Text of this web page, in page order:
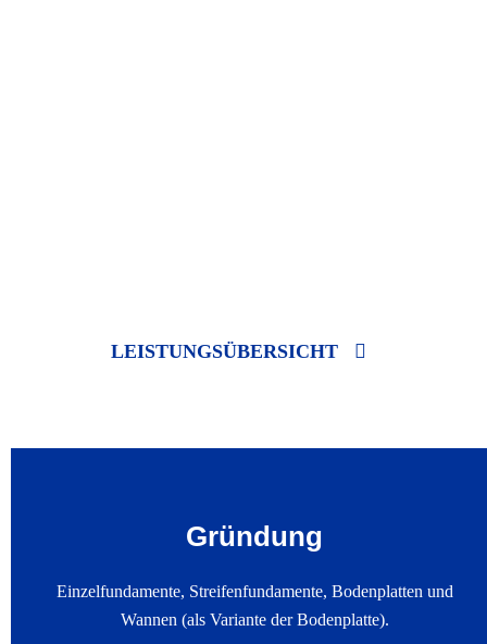
LEISTUNGSÜBERSICHT
Gründung
Einzelfundamente, Streifenfundamente, Bodenplatten und
Wannen (als Variante der Bodenplatte).